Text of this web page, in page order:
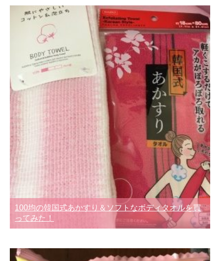
100均の韓国式あかすり＆ソフトなボディタオルを買
ってみた！